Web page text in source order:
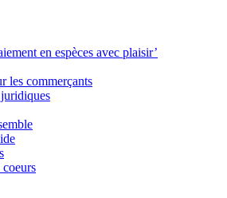
en espèces avec plaisir’
les commerçants